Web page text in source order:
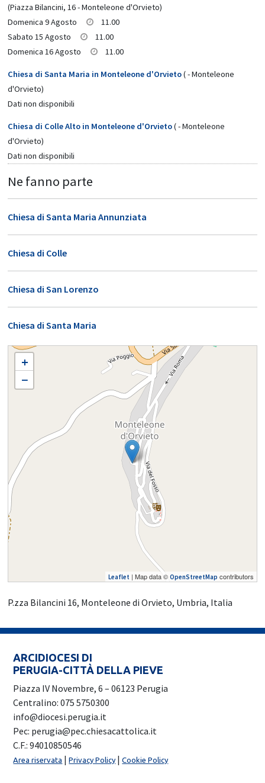
(Piazza Bilancini, 16 - Monteleone d'Orvieto)
Domenica 9 Agosto
11.00
Sabato 15 Agosto
11.00
Domenica 16 Agosto
11.00
Chiesa di Santa Maria in Monteleone d'Orvieto( - Monteleone
d'Orvieto)
Dati non disponibili
Chiesa di Colle Alto in Monteleone d'Orvieto( - Monteleone
d'Orvieto)
Dati non disponibili
Ne fanno parte
Chiesa di Santa Maria Annunziata
Chiesa di Colle
Chiesa di San Lorenzo
Chiesa di Santa Maria
MONTELEONE D'ORVIETO SANTI APOSTOLI PIETRO E PAOLO
+
−
Leaflet | Map data © OpenStreetMap contributors
P.zza Bilancini 16, Monteleone di Orvieto, Umbria, Italia
ARCIDIOCESI DI
PERUGIA-CITTÀ DELLA PIEVE
Piazza IV Novembre, 6 – 06123 Perugia
Centralino: 075 5750300
info@diocesi.perugia.it
Pec: perugia@pec.chiesacattolica.it
C.F.: 94010850546
Area riservata |Privacy Policy |Cookie Policy